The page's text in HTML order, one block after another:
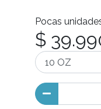
Pocas
$